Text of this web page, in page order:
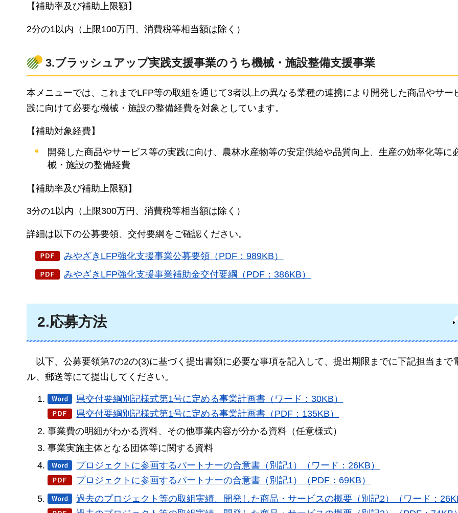
【補助率及び補助上限額】
2分の1以内（上限100万円、消費税等相当額は除く）
3.ブラッシュアップ実践支援事業のうち機械・施設整備支援事業
本メニューでは、これまでLFP等の取組を通じて3者以上の異なる業種の連携により開発した商品やサー
践に向けて必要な機械・施設の整備経費を対象としています。
【補助対象経費】
開発した商品やサービス等の実践に向け、農林水産物等の安定供給や品質向上、生産の効率化等に
械・施設の整備経費
【補助率及び補助上限額】
3分の1以内（上限300万円、消費税等相当額は除く）
詳細は以下の公募要領、交付要綱をご確認ください。
みやざきLFP強化支援事業公募要領（PDF：989KB）
みやざきLFP強化支援事業補助金交付要綱（PDF：386KB）
2.応募方法
以下、公募要領第7の2の(3)に基づく提出書類に必要な事項を記入して、提出期限までに下記担当まで
ル、郵送等にて提出してください。
県交付要綱別記様式第1号に定める事業計画書（ワード：30KB）
県交付要綱別記様式第1号に定める事業計画書（PDF：135KB）
事業費の明細がわかる資料、その他事業内容が分かる資料（任意様式）
事業実施主体となる団体等に関する資料
プロジェクトに参画するパートナーの合意書（別記1）（ワード：26KB）
プロジェクトに参画するパートナーの合意書（別記1）（PDF：69KB）
過去のプロジェクト等の取組実績、開発した商品・サービスの概要（別記2）（ワード：